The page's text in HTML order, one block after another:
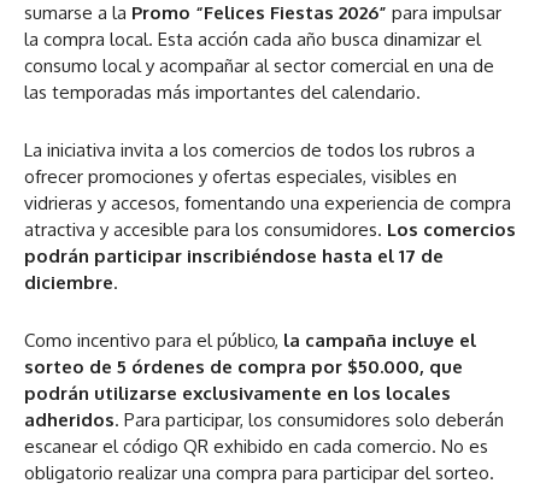
sumarse a la Promo “Felices Fiestas 2026” para impulsar
la compra local. Esta acción cada año busca dinamizar el
consumo local y acompañar al sector comercial en una de
las temporadas más importantes del calendario.
La iniciativa invita a los comercios de todos los rubros a
ofrecer promociones y ofertas especiales, visibles en
vidrieras y accesos, fomentando una experiencia de compra
atractiva y accesible para los consumidores. Los comercios
podrán participar inscribiéndose hasta el 17 de
diciembre.
Como incentivo para el público, la campaña incluye el
sorteo de 5 órdenes de compra por $50.000, que
podrán utilizarse exclusivamente en los locales
adheridos. Para participar, los consumidores solo deberán
escanear el código QR exhibido en cada comercio. No es
obligatorio realizar una compra para participar del sorteo.